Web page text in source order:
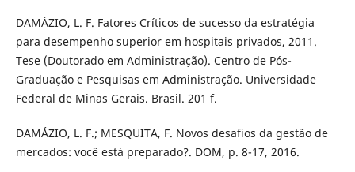
DAMÁZIO, L. F. Fatores Críticos de sucesso da estratégia
para desempenho superior em hospitais privados, 2011.
Tese (Doutorado em Administração). Centro de Pós-
Graduação e Pesquisas em Administração. Universidade
Federal de Minas Gerais. Brasil. 201 f.
DAMÁZIO, L. F.; MESQUITA, F. Novos desafios da gestão de
mercados: você está preparado?. DOM, p. 8-17, 2016.